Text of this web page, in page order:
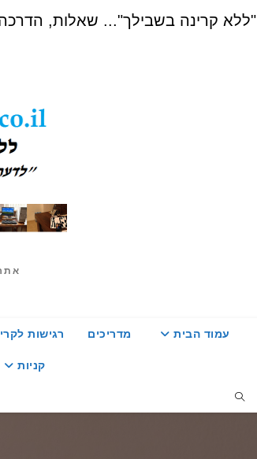
"ללא קרינה בשבילך"... שאלות, הדרכה ויעוץ בתשלום
עמוד הבית מדריכים רגישות
קניות